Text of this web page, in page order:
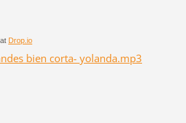
Drop.io
bien corta- yolanda.mp3